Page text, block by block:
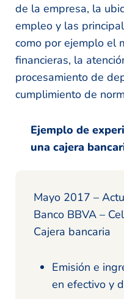
de la empresa, la
empleo y las
como por ejemplo el
financieras, la
procesamiento de
cumplimiento de
Ejemplo de
una cajera
Mayo 2017 –
Banco BBVA –
Cajera bancaria
Emisión e
en efectivo y